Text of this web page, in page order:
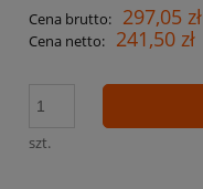
Cena brutto: 297,05 zł
Cena netto: 241,50 zł
szt.